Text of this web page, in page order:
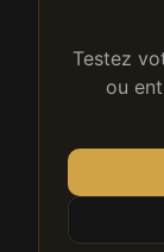
Testez
ou